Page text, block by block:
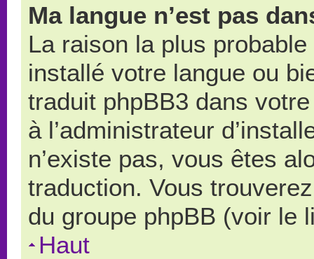
Ma langue n’est pas
La raison la plus probable
installé votre langue ou
traduit phpBB3 dans
à l’administrateur
n’existe pas, vous êtes
traduction. Vous
du groupe phpBB (voir le
Haut